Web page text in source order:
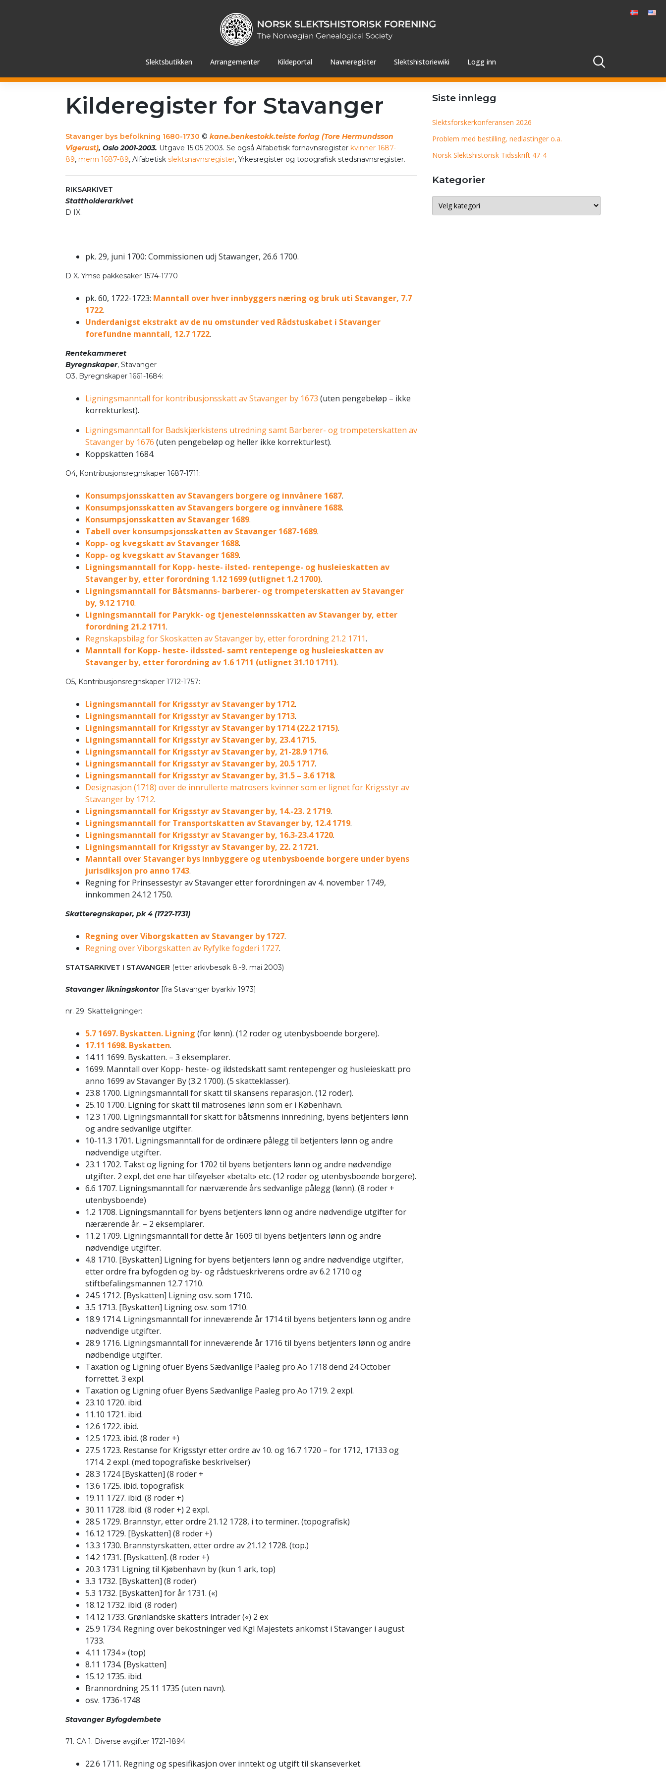
Slektsbutikken Arrangementer Kildeportal Navneregister Slektshistoriewiki Logg inn
Kilderegister for Stavanger
Stavanger bys befolkning 1680-1730 © kane.benkestokk.teiste forlag (Tore Hermundsson
Vigerust), Oslo 2001-2003. Utgave 15.05 2003. Se også Alfabetisk fornavnsregister kvinner 1687-
89, menn 1687-89, Alfabetisk slektsnavnsregister, Yrkesregister og topografisk stedsnavnsregister.
RIKSARKIVET
Stattholderarkivet
D IX.
pk. 29, juni 1700: Commissionen udj Stawanger, 26.6 1700.
D X. Ymse pakkesaker 1574-1770
pk. 60, 1722-1723: Manntall over hver innbyggers næring og bruk uti Stavanger, 7.7
1722.
Underdanigst ekstrakt av de nu omstunder ved Rådstuskabet i Stavanger
forefundne manntall, 12.7 1722.
Rentekammeret
Byregnskaper, Stavanger
O3, Byregnskaper 1661-1684:
Ligningsmanntall for kontribusjonsskatt av Stavanger by 1673 (uten pengebeløp – ikke
korrekturlest).
Ligningsmanntall for Badskjærkistens utredning samt Barberer- og trompeterskatten av
Stavanger by 1676 (uten pengebeløp og heller ikke korrekturlest).
Koppskatten 1684.
O4, Kontribusjonsregnskaper 1687-1711:
Konsumpsjonsskatten av Stavangers borgere og innvånere 1687.
Konsumpsjonsskatten av Stavangers borgere og innvånere 1688.
Konsumpsjonsskatten av Stavanger 1689.
Tabell over konsumpsjonsskatten av Stavanger 1687-1689.
Kopp- og kvegskatt av Stavanger 1688.
Kopp- og kvegskatt av Stavanger 1689.
Ligningsmanntall for Kopp- heste- ilsted- rentepenge- og husleieskatten av
Stavanger by, etter forordning 1.12 1699 (utlignet 1.2 1700).
Ligningsmanntall for Båtsmanns- barberer- og trompeterskatten av Stavanger
by, 9.12 1710.
Ligningsmanntall for Parykk- og tjenestelønnsskatten av Stavanger by, etter
forordning 21.2 1711.
Regnskapsbilag for Skoskatten av Stavanger by, etter forordning 21.2 1711.
Manntall for Kopp- heste- ildssted- samt rentepenge og husleieskatten av
Stavanger by, etter forordning av 1.6 1711 (utlignet 31.10 1711).
O5, Kontribusjonsregnskaper 1712-1757:
Ligningsmanntall for Krigsstyr av Stavanger by 1712.
Ligningsmanntall for Krigsstyr av Stavanger by 1713.
Ligningsmanntall for Krigsstyr av Stavanger by 1714 (22.2 1715).
Ligningsmanntall for Krigsstyr av Stavanger by, 23.4 1715.
Ligningsmanntall for Krigsstyr av Stavanger by, 21-28.9 1716.
Ligningsmanntall for Krigsstyr av Stavanger by, 20.5 1717.
Ligningsmanntall for Krigsstyr av Stavanger by, 31.5 – 3.6 1718.
Designasjon (1718) over de innrullerte matrosers kvinner som er lignet for Krigsstyr av
Stavanger by 1712.
Ligningsmanntall for Krigsstyr av Stavanger by, 14.-23. 2 1719.
Ligningsmanntall for Transportskatten av Stavanger by, 12.4 1719.
Ligningsmanntall for Krigsstyr av Stavanger by, 16.3-23.4 1720.
Ligningsmanntall for Krigsstyr av Stavanger by, 22. 2 1721.
Manntall over Stavanger bys innbyggere og utenbysboende borgere under byens
jurisdiksjon pro anno 1743.
Regning for Prinsessestyr av Stavanger etter forordningen av 4. november 1749,
innkommen 24.12 1750.
Skatteregnskaper, pk 4 (1727-1731)
Regning over Viborgskatten av Stavanger by 1727.
Regning over Viborgskatten av Ryfylke fogderi 1727.
STATSARKIVET I STAVANGER (etter arkivbesøk 8.-9. mai 2003)
Stavanger likningskontor[fra Stavanger byarkiv 1973]
nr. 29. Skatteligninger:
5.7 1697. Byskatten. Ligning (for lønn). (12 roder og utenbysboende borgere).
17.11 1698. Byskatten.
14.11 1699. Byskatten. – 3 eksemplarer.
1699. Manntall over Kopp- heste- og ildstedskatt samt rentepenger og husleieskatt pro
anno 1699 av Stavanger By (3.2 1700). (5 skatteklasser).
23.8 1700. Ligningsmanntall for skatt til skansens reparasjon. (12 roder).
25.10 1700. Ligning for skatt til matrosenes lønn som er i København.
12.3 1700. Ligningsmanntall for skatt for båtsmenns innredning, byens betjenters lønn
og andre sedvanlige utgifter.
10-11.3 1701. Ligningsmanntall for de ordinære pålegg til betjenters lønn og andre
nødvendige utgifter.
23.1 1702. Takst og ligning for 1702 til byens betjenters lønn og andre nødvendige
utgifter. 2 expl, det ene har tilføyelser «betalt» etc. (12 roder og utenbysboende borgere).
6.6 1707. Ligningsmanntall for nærværende års sedvanlige pålegg (lønn). (8 roder +
utenbysboende)
1.2 1708. Ligningsmanntall for byens betjenters lønn og andre nødvendige utgifter for
nærærende år. – 2 eksemplarer.
11.2 1709. Ligningsmanntall for dette år 1609 til byens betjenters lønn og andre
nødvendige utgifter.
4.8 1710. [Byskatten] Ligning for byens betjenters lønn og andre nødvendige utgifter,
etter ordre fra byfogden og by- og rådstueskriverens ordre av 6.2 1710 og
stiftbefalingsmannen 12.7 1710.
24.5 1712. [Byskatten] Ligning osv. som 1710.
3.5 1713. [Byskatten] Ligning osv. som 1710.
18.9 1714. Ligningsmanntall for inneværende år 1714 til byens betjenters lønn og andre
nødvendige utgifter.
28.9 1716. Ligningsmanntall for inneværende år 1716 til byens betjenters lønn og andre
nødbendige utgifter.
Taxation og Ligning ofuer Byens Sædvanlige Paaleg pro Ao 1718 dend 24 October
forrettet. 3 expl.
Taxation og Ligning ofuer Byens Sædvanlige Paaleg pro Ao 1719. 2 expl.
23.10 1720. ibid.
11.10 1721. ibid.
12.6 1722. ibid.
12.5 1723. ibid. (8 roder +)
27.5 1723. Restanse for Krigsstyr etter ordre av 10. og 16.7 1720 – for 1712, 17133 og
1714. 2 expl. (med topografiske beskrivelser)
28.3 1724 [Byskatten] (8 roder +
13.6 1725. ibid. topografisk
19.11 1727. ibid. (8 roder +)
30.11 1728. ibid. (8 roder +) 2 expl.
28.5 1729. Brannstyr, etter ordre 21.12 1728, i to terminer. (topografisk)
16.12 1729. [Byskatten] (8 roder +)
13.3 1730. Brannstyrskatten, etter ordre av 21.12 1728. (top.)
14.2 1731. [Byskatten]. (8 roder +)
20.3 1731 Ligning til Kjøbenhavn by (kun 1 ark, top)
3.3 1732. [Byskatten] (8 roder)
5.3 1732. [Byskatten] for år 1731. («)
18.12 1732. ibid. (8 roder)
14.12 1733. Grønlandske skatters intrader («) 2 ex
25.9 1734. Regning over bekostninger ved Kgl Majestets ankomst i Stavanger i august
1733.
4.11 1734 » (top)
8.11 1734. [Byskatten]
15.12 1735. ibid.
Brannordning 25.11 1735 (uten navn).
osv. 1736-1748
Stavanger Byfogdembete
71. CA 1. Diverse avgifter 1721-1894
22.6 1711. Regning og spesifikasjon over inntekt og utgift til skanseverket.
Siste innlegg
Slektsforskerkonferansen 2026
Problem med bestilling, nedlastinger o.a.
Norsk Slektshistorisk Tidsskrift 47-4
Kategorier